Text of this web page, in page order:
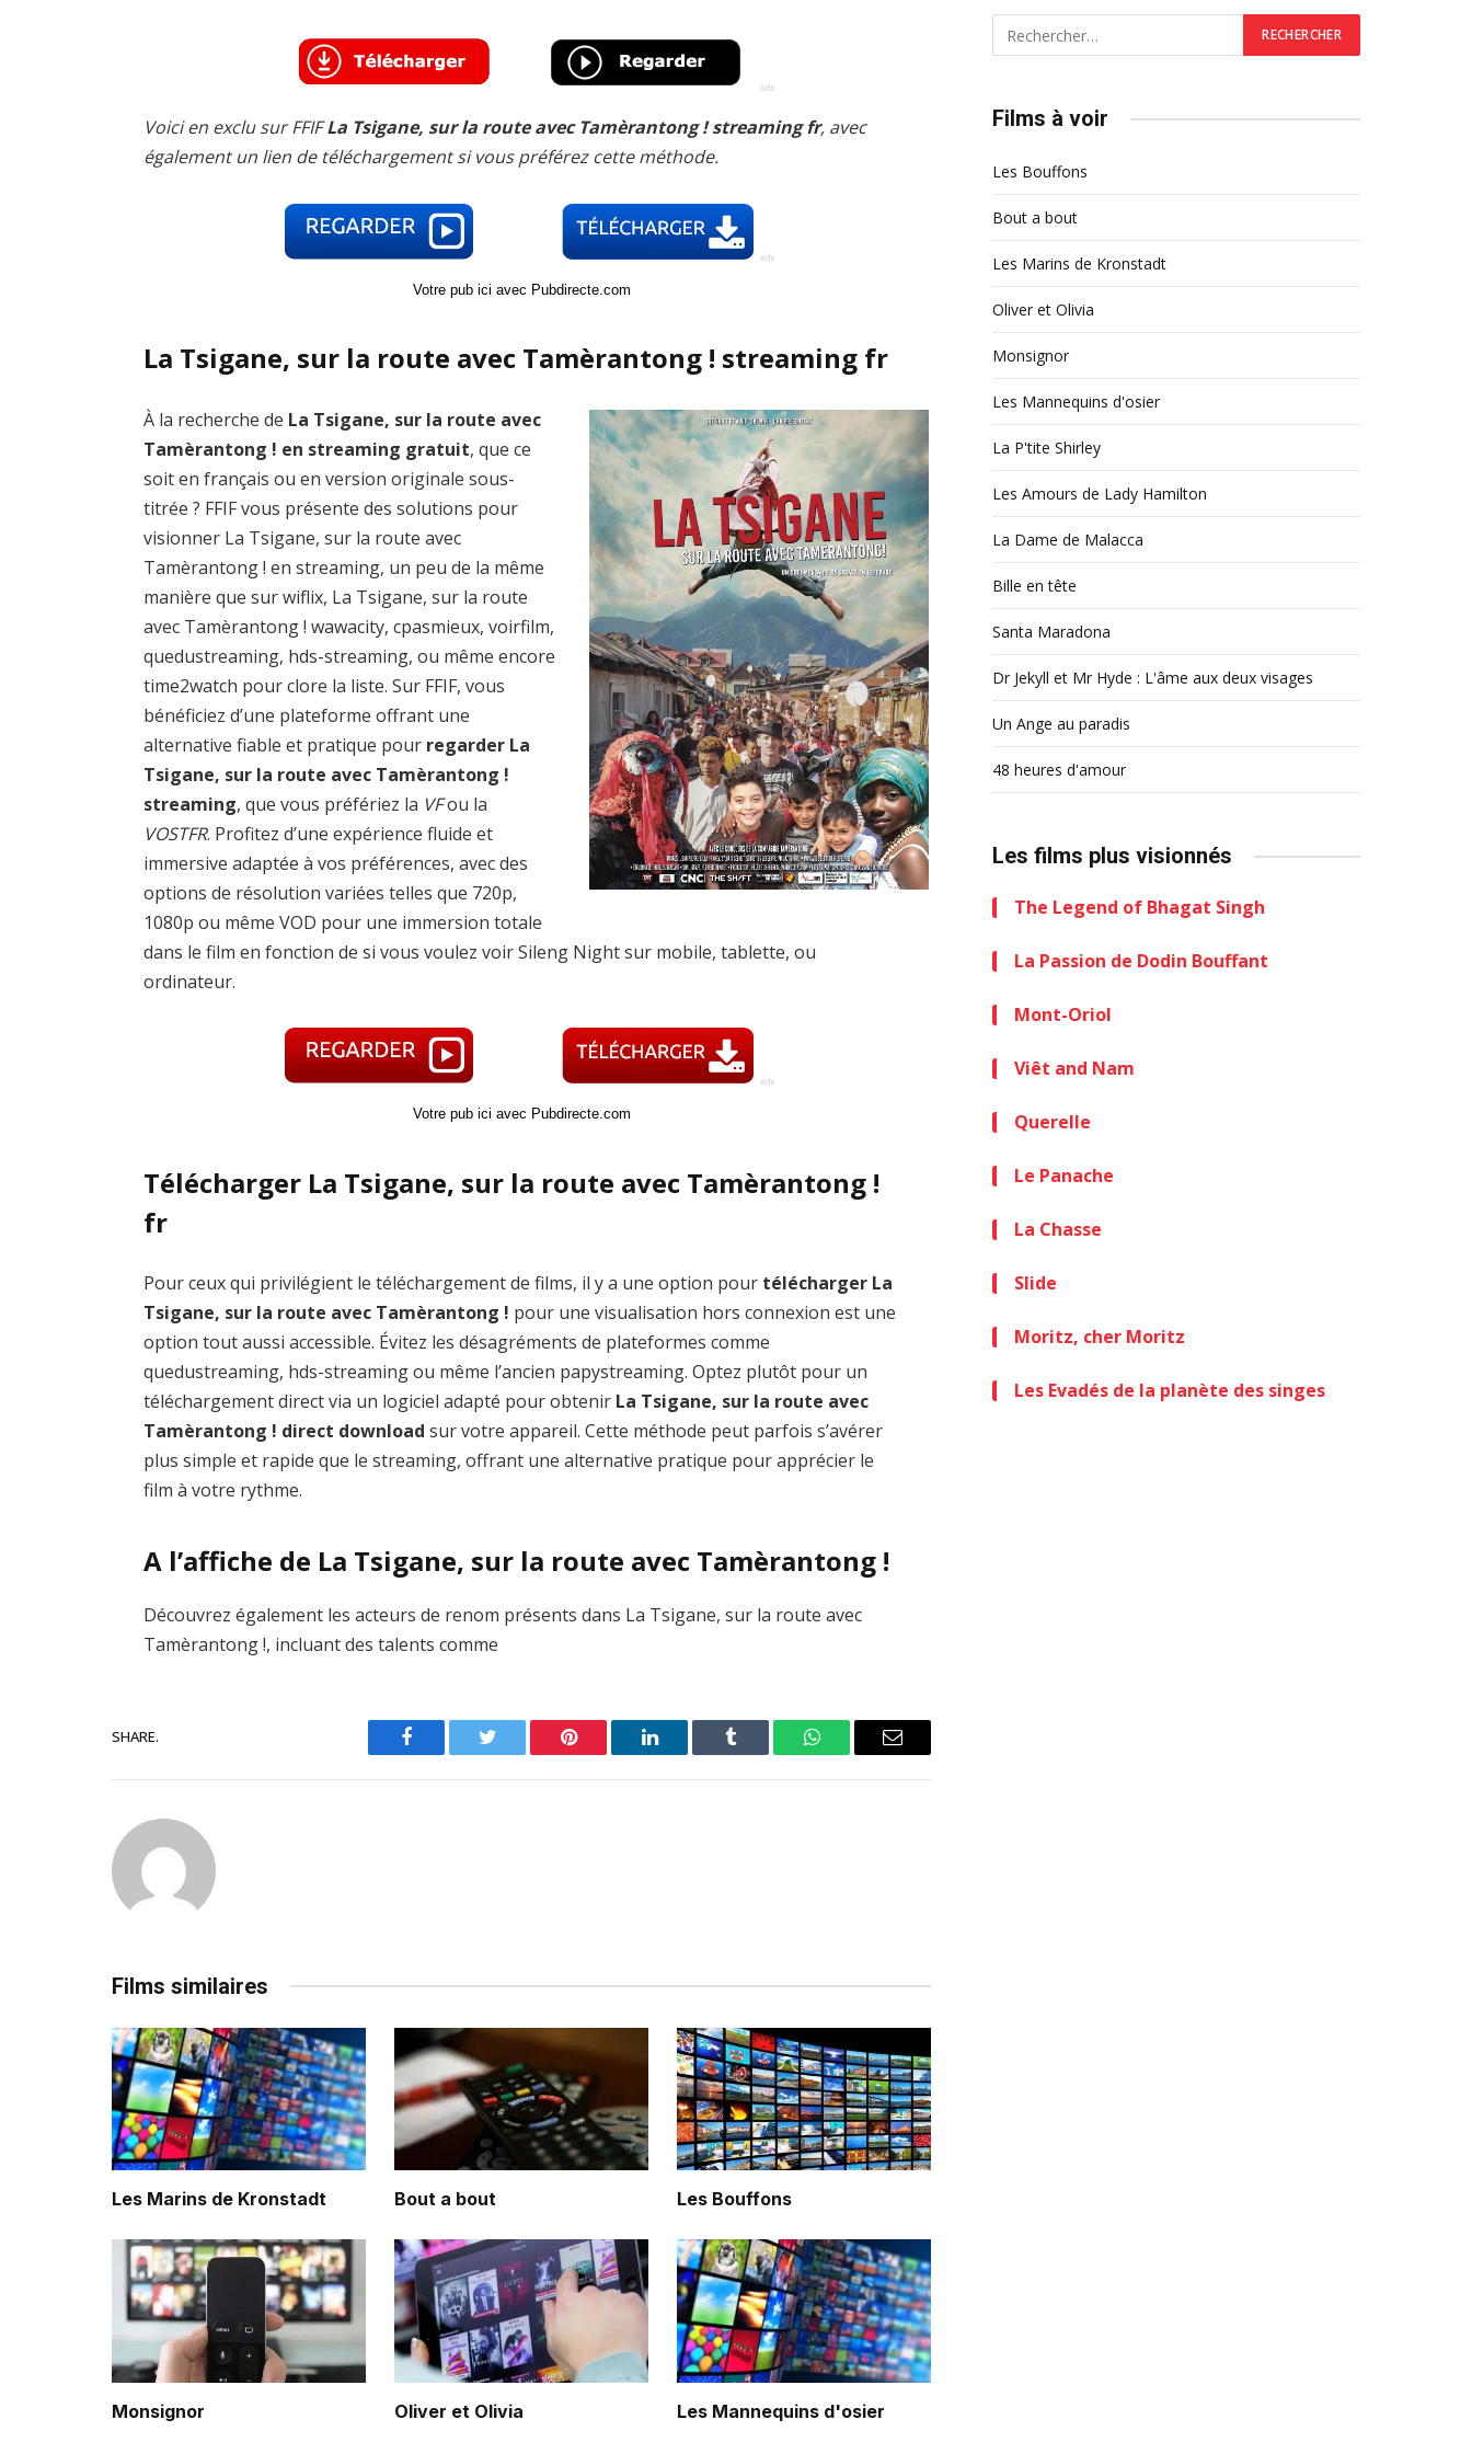
Voici en exclu sur FFIFLa Tsigane, sur la route avec Tamèrantong ! streaming fr, avec
également un lien de téléchargement si vous préférez cette méthode.
Votre pub ici avec Pubdirecte.com
La Tsigane, sur la route avec Tamèrantong ! streaming fr
À la recherche de La Tsigane, sur la route avec
Tamèrantong ! en streaming gratuit, que ce
soit en français ou en version originale sous-
titrée ? FFIF vous présente des solutions pour
visionner La Tsigane, sur la route avec
Tamèrantong ! en streaming, un peu de la même
manière que sur wiflix, La Tsigane, sur la route
avec Tamèrantong ! wawacity, cpasmieux, voirfilm,
quedustreaming, hds-streaming, ou même encore
time2watch pour clore la liste. Sur FFIF, vous
bénéficiez d’une plateforme offrant une
alternative fiable et pratique pour regarder La
Tsigane, sur la route avec Tamèrantong !
streaming, que vous préfériez la VFou la
VOSTFR. Profitez d’une expérience fluide et
immersive adaptée à vos préférences, avec des
options de résolution variées telles que 720p,
1080p ou même VOD pour une immersion totale
dans le film en fonction de si vous voulez voir Sileng Night sur mobile, tablette, ou
ordinateur.
Votre pub ici avec Pubdirecte.com
Télécharger La Tsigane, sur la route avec Tamèrantong !
fr
Pour ceux qui privilégient le téléchargement de films, il y a une option pour télécharger La
Tsigane, sur la route avec Tamèrantong ! pour une visualisation hors connexion est une
option tout aussi accessible. Évitez les désagréments de plateformes comme
quedustreaming, hds-streaming ou même l’ancien papystreaming. Optez plutôt pour un
téléchargement direct via un logiciel adapté pour obtenir La Tsigane, sur la route avec
Tamèrantong ! direct download sur votre appareil. Cette méthode peut parfois s’avérer
plus simple et rapide que le streaming, offrant une alternative pratique pour apprécier le
film à votre rythme.
A l’affiche de La Tsigane, sur la route avec Tamèrantong !
Découvrez également les acteurs de renom présents dans La Tsigane, sur la route avec
Tamèrantong !, incluant des talents comme
SHARE.
Facebook Twitter Pinterest LinkedIn Tumblr WhatsAppEmail
Films similaires
Les Marins de Kronstadt Bout a bout Les Bouffons
Monsignor Oliver et Olivia Les Mannequins d'osier
Films à voir
Les Bouffons
Bout a bout
Les Marins de Kronstadt
Oliver et Olivia
Monsignor
Les Mannequins d'osier
La P'tite Shirley
Les Amours de Lady Hamilton
La Dame de Malacca
Bille en tête
Santa Maradona
Dr Jekyll et Mr Hyde : L'âme aux deux visages
Un Ange au paradis
48 heures d'amour
Les films plus visionnés
The Legend of Bhagat Singh
La Passion de Dodin Bouffant
Mont-Oriol
Viêt and Nam
Querelle
Le Panache
La Chasse
Slide
Moritz, cher Moritz
Les Evadés de la planète des singes